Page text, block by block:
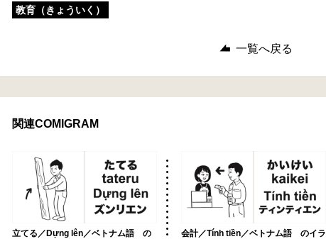
教育（きょういく）
一覧へ戻る
関連COMIGRAM
立てる／Dựng lên／ベトナム語 の
会計／Tính tiền／ベトナム語 のイラ